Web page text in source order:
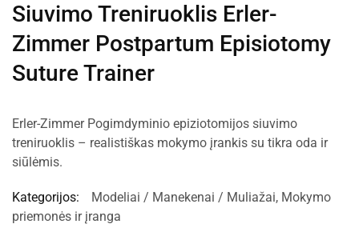
Siuvimo Treniruoklis Erler-
Zimmer Postpartum Episiotomy
Suture Trainer
Erler-Zimmer Pogimdyminio epiziotomijos siuvimo
treniruoklis – realistiškas mokymo įrankis su tikra oda ir
siūlėmis.
Kategorijos: Modeliai / Manekenai / Muliažai, Mokymo
priemonės ir įranga